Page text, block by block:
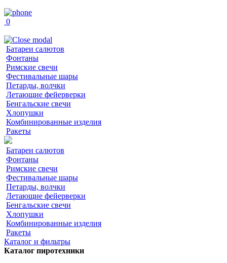
0
Батареи салютов
Фонтаны
Римские свечи
Фестивальные шары
Петарды, волчки
Летающие фейерверки
Бенгальские свечи
Хлопушки
Комбинированные изделия
Ракеты
Батареи салютов
Фонтаны
Римские свечи
Фестивальные шары
Петарды, волчки
Летающие фейерверки
Бенгальские свечи
Хлопушки
Комбинированные изделия
Ракеты
Каталог и фильтры
Каталог пиротехники